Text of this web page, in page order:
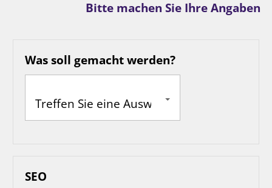
Bitte machen Sie Ihre Angaben
Was soll gemacht werden?
Das Logo soll neu erstellt werden
SEO